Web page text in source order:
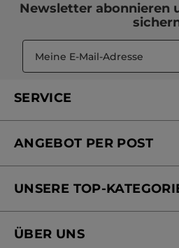
Newsletter abonnieren
SERVICE
Mein Konto
Online Preisliste
ANGEBOT PER POST
Versandhandel Preisliste
UNSERE TOP-
Black Friday Yves Rocher
ÜBER UNS